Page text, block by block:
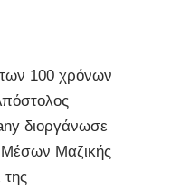
100 χρόνων
διοργάνωσε
Μαζικής